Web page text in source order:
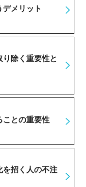
メリット
除く重要性と
ことの重要性
を招く人の不注